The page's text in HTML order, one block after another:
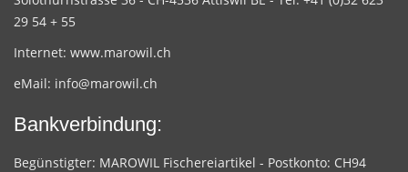
29 54 + 55
Internet: www.marowil.ch
eMail: info@marowil.ch
Bankverbindung:
Begünstigter: MAROWIL Fischereiartikel - Postkonto: CH94